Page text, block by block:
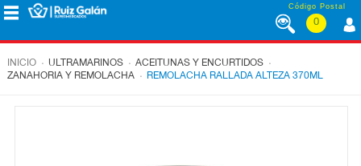
Saltar al contenido Código Postal
0
CORPORATIVO
INICIO . ULTRAMARINOS . ACEITUNAS Y ENCURTIDOS .
ZANAHORIA Y REMOLACHA . REMOLACHA RALLADA ALTEZA 370ML